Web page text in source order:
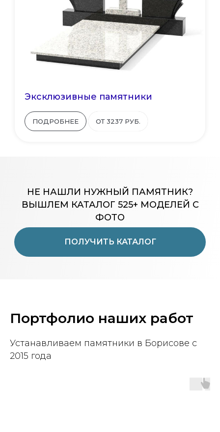
Эксклюзивные памятники
ПОДРОБНЕЕ ОТ 3237 РУБ.
ПОЛУЧИТЬ КАТАЛОГ
НЕ НАШЛИ НУЖНЫЙ ПАМЯТНИК?
ВЫШЛЕМ КАТАЛОГ 525+ МОДЕЛЕЙ С
ФОТО
Портфолио наших работ
Устанавливаем памятники в Борисове с
2015 года